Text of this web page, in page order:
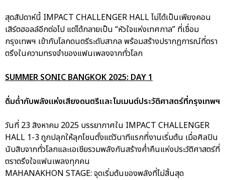
สุดสัปดาห์นี้ IMPACT CHALLENGER HALL ไม่ได้เป็นเพียงคอน
เสิร์ตฮอลล์อีกต่อไป แต่ได้กลายเป็น “หัวใจแห่งเทศกาล” ที่เชื่อม
กรุงเทพฯ เข้ากับโลกดนตรีระดับสากล พร้อมสร้างปรากฏการณ์ที่ตรา
ตรึงในความทรงจำของแฟนเพลงจากทั่วโลก
SUMMER SONIC BANGKOK 2025: DAY 1
ดื่มด่ำกับพลังแห่งเสียงดนตรีและโมเมนต์ประวัติศาสตร์ที่กรุงเทพฯ
วันที่ 23 สิงหาคม 2025 บรรยากาศใน IMPACT CHALLENGER
HALL 1-3 ถูกปลุกให้ลุกโชนตั้งแต่วินาทีแรกที่งานเริ่มต้น เมื่อศิลปิน
นับสิบจากทั่วโลกและเอเชียรวมพลังกันสร้างค่ำคืนแห่งประวัติศาสตร์ที่
ตราตรึงใจแฟนเพลงทุกคน
MAHANAKHON STAGE: จุดเริ่มต้นของพลังที่ไม่สิ้นสุด